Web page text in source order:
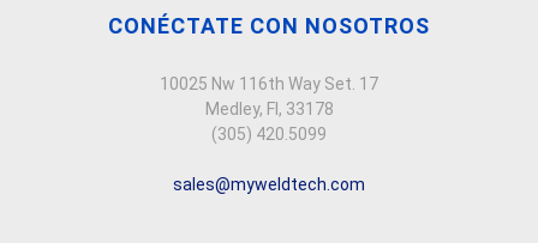
CONÉCTATE CON NOSOTROS
10025 Nw 116th Way Set. 17
Medley, Fl, 33178
(305) 420.5099
sales@myweldtech.com